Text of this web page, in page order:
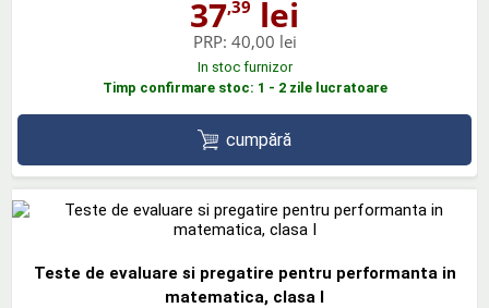
37,39 lei
PRP: 40,00 lei
In stoc furnizor
Timp confirmare stoc: 1 - 2 zile lucratoare
cumpără
Teste de evaluare si pregatire pentru performanta in
matematica, clasa I